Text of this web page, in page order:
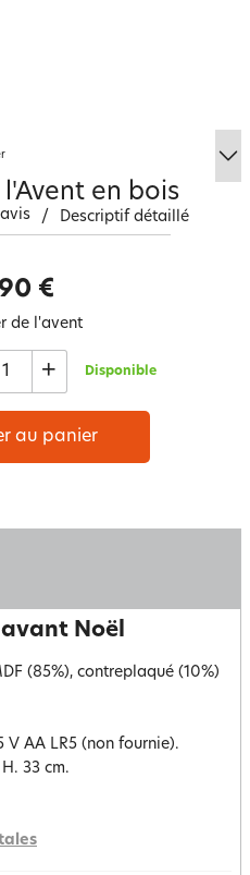
en bois
avis / Descriptif détaillé
€
de l'avent
+ Disponible
au panier
Noël
(85%), contreplaqué (10%)
V AA LR5 (non fournie).
33 cm.